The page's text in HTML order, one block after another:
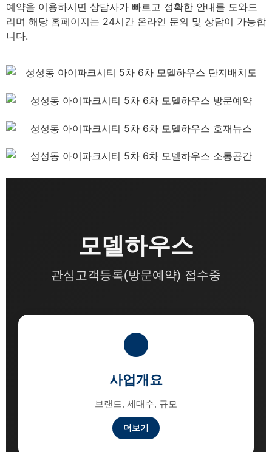
예약을 이용하시면 상담사가 빠르고 정확한 안내를 도와드
리며 해당 홈페이지는 24시간 온라인 문의 및 상담이 가능합
니다.
모델하우스
관심고객등록(방문예약) 접수중
사업개요
브랜드, 세대수, 규모
더보기